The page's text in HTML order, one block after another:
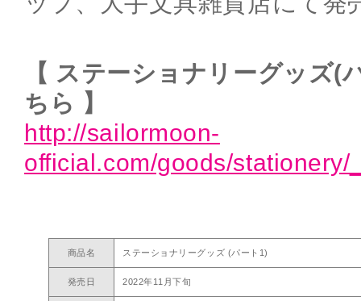
【 ステーショナリーグッズ(
ちら 】
http://sailormoon-
official.com/goods/stationery/
商品名 ステーショナリーグッズ (パート1)
発売日 2022年11月下旬